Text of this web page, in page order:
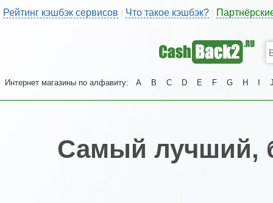
Рейтинг кэшбэк сервисов | Что такое кэшбэк?
Интернет магазины по алфавиту: A B C D E F G H
Самый лучший,